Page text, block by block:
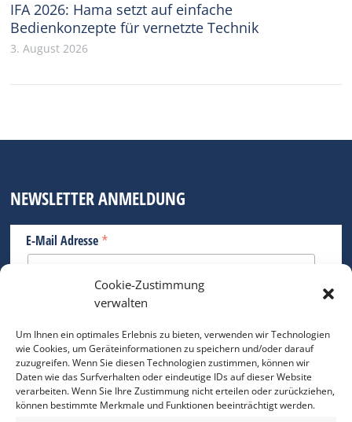
Cookie-Zustimmung
verwalten
Um Ihnen ein optimales Erlebnis zu bieten, verwenden wir Technologien
wie Cookies, um Geräteinformationen zu speichern und/oder darauf
zuzugreifen. Wenn Sie diesen Technologien zustimmen, können wir
Daten wie das Surfverhalten oder eindeutige IDs auf dieser Website
verarbeiten. Wenn Sie Ihre Zustimmung nicht erteilen oder zurückziehen,
können bestimmte Merkmale und Funktionen beeinträchtigt werden.
IFA 2026: Hama setzt auf einfache
Bedienkonzepte für vernetzte Technik
3. August 2026
NEWSLETTER ANMELDUNG
E-Mail Adresse *
Bitte geben Sie Ihre E-Mail Adresse ein.
*